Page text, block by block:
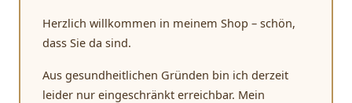
Herzlich willkommen in meinem Shop – schön,
dass Sie da sind.
Aus gesundheitlichen Gründen bin ich derzeit
leider nur eingeschränkt erreichbar. Mein